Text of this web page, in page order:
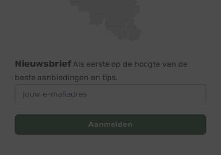
Nieuwsbrief Als eerste op de hoogte van de
beste aanbiedingen en tips.
Aanmelden